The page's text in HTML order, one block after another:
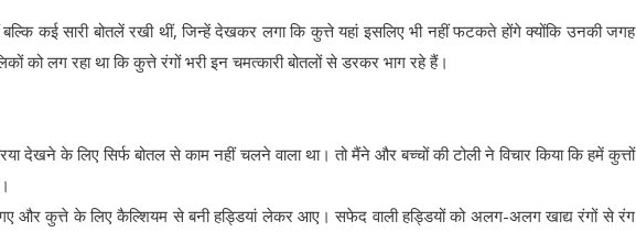
कई सारी बोतलें रखी थीं, जिन्हें देखकर लगा कि कुत्ते यहां इसलिए भी नहीं फटकते होंगे क्योंकि उनकी जगह
को लग रहा था कि कुत्ते रंगों भरी इन चमत्कारी बोतलों से डरकर भाग रहे हैं।
देखने के लिए सिर्फ बोतल से काम नहीं चलने वाला था। तो मैंने और बच्चों की टोली ने विचार किया कि हमें कुत्तों
और कुत्ते के लिए कैल्शियम से बनी हड्डियां लेकर आए। सफेद वाली हड्डियों को अलग-अलग खाद्य रंगों से रंग